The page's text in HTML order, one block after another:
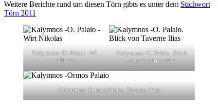
Weitere Berichte rund um diesen Törn gibts es unter dem Stichwort
Törn 2011
Kalymnos -O. Palaio -Wirt
Nikolas
Kalymnos -O. Palaio. Blick
von Taverne Ilias
Kalymnos -Ormos Palaio, Taverne Ilias